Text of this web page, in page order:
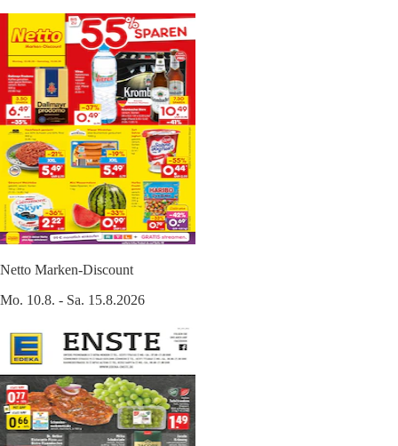
Netto Marken-Discount
Mo. 10.8. - Sa. 15.8.2026